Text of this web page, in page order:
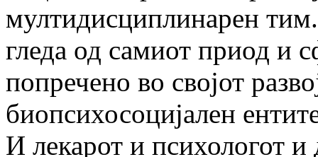
мултидисциплинарен
гледа од самиот приод и
попречено во својот
биопсихосоцијален
И лекарот и психологот и